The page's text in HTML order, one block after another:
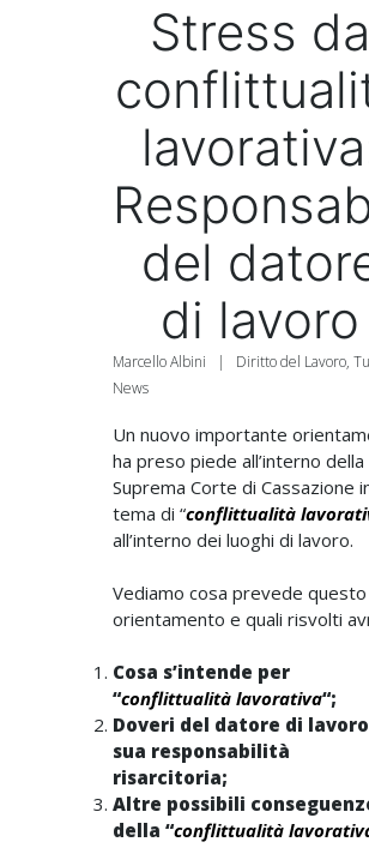
Stress da
del
di lavoro
Marcello Albini | Diritto del Lavoro,
News
Un nuovo importante
ha preso piede all’interno della
Suprema Corte di Cassazione
tema di “conflittualità
all’interno dei luoghi di lavoro.
Vediamo cosa prevede questo
orientamento e quali risvolti
Cosa s’intende per
“conflittualità lavorativa“;
Doveri del datore di
sua responsabilità
risarcitoria;
Altre possibili
della “conflittualità